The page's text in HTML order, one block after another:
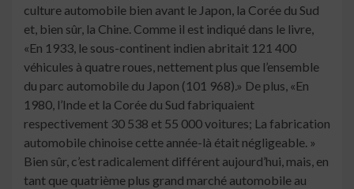
culture automobile bien avant le Japon, la Corée du Sud
et, bien sûr, la Chine. Comme il est indiqué dans le livre,
«En 1933, le sous-continent indien abritait 121 400
véhicules à quatre roues, nettement plus que l’ensemble
du parc automobile du Japon (101 968).» De plus, «En
1980, l’Inde et la Corée du Sud fabriquaient
respectivement 30 538 et 55 000 voitures; La fabrication
automobile chinoise cette année-là était négligeable. »
Bien sûr, c’est radicalement différent aujourd’hui, mais, en
tant que quatrième plus grand marché automobile au